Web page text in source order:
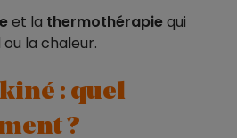
et la thermothérapiequi
la chaleur.
: quel
?